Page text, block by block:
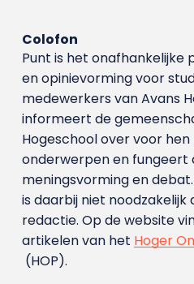
Colofon
Punt is het onafhankelijke
en opinievorming voor
medewerkers van Avans
informeert de
Hogeschool over voor
onderwerpen en fungeert
meningsvorming en
is daarbij niet noodzakelijk
redactie. Op de website
artikelen van het Hoger
(HOP).